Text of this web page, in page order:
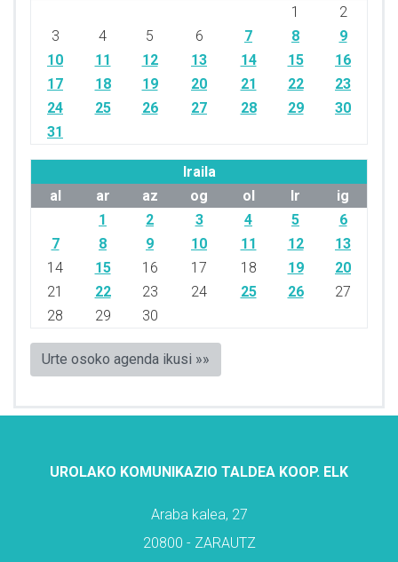
1
2
3
4 5 6 7 8
9
10
11 12 13 14 15
16
17
18 19 20 21 22
23
24
25 26 27 28 29
30
31
Iraila
al
ar az og ol lr
ig
1
2 3 4 5
6
7
8 9 10 11 12
13
14
15 16 17 18 19
20
21
22 23 24 25 26
27
28
29 30
Urte osoko agenda ikusi »»
UROLAKO KOMUNIKAZIO TALDEA KOOP. ELK
Araba kalea, 27
20800 - ZARAUTZ